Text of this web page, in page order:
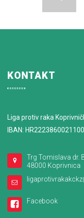
KONTAKT
Liga protiv raka
IBAN:
Trg Tomislava dr.
48000 Koprivnica
Facebook